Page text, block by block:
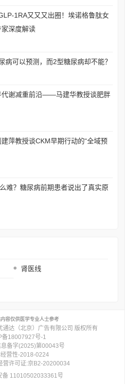
1RA又又又出圈！埃诺格鲁肽女
深度解读
病可以预测，而2型糖尿病却不能？
代谢减重前沿——马建华教授谈肥胖
萍教授谈CKM早期行动的“全域预
难？糖尿病前期患者说出了真实原
肾医线
容仅供医学专业人士参考
达（北京）广告有限公司 版权所有
备18007927号-1
备字(2025)第00043号
营性-2018-0224
营许可证:京B2-20200034
备 11010502033361号